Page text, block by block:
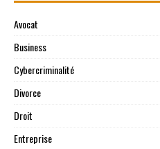
Avocat
Business
Cybercriminalité
Divorce
Droit
Entreprise